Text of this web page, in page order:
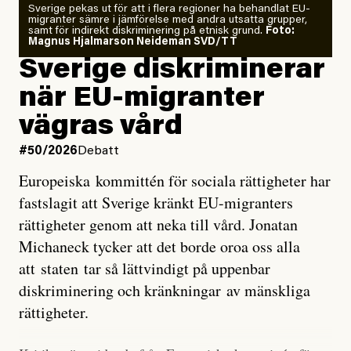
analyserat hur de olika klimatmodellerna bedömer
läget för hur den begynnande El Niño-händelsen ska
utveckla sig. El Niño är ett återkommande
väderfenomen som uppstår när havsvattnet i delar av
Stilla havet blir ovanligt varmt. Det påverkar vädret
över stora delar av världen och under
forskare allt oftare varnat för att den här El Niñon
Det verkar vara en underdrift, menar nu Zeke
Hausfather.
”Det ser ut som att årets El Niño inte bara med stor
sannolikhet kommer att bli den starkaste sedan
tillförlitliga mätningar inleddes – den kan till och med
Sverige pekas ut för att i flera regioner ha behandlat EU-
migranter sämre i jämförelse med andra utsatta grupper,
samt för indirekt diskriminering på etnisk grund. Foto:
Magnus Hjalmarson Neideman SVD/TT
Sverige diskriminerar
när EU-migranter
vägras vård
#50/2026 Debatt
Europeiska kommittén för sociala rättigheter har
fastslagit att Sverige kränkt EU-migranters
rättigheter genom att neka till vård. Jonatan
Michaneck tycker att det borde oroa oss alla
att staten tar så lättvindigt på uppenbar
diskriminering och kränkningar av mänskliga
rättigheter.